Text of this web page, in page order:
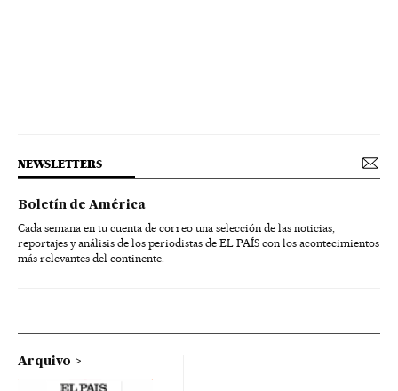
NEWSLETTERS
Boletín de América
Cada semana en tu cuenta de correo una selección de las noticias,
reportajes y análisis de los periodistas de EL PAÍS con los acontecimientos
más relevantes del continente.
Arquivo